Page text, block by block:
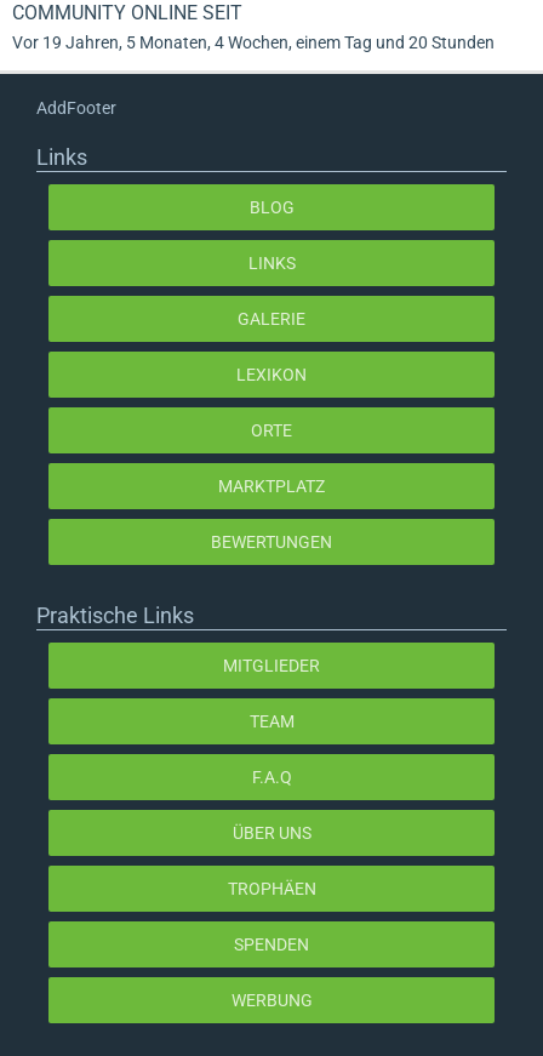
COMMUNITY ONLINE SEIT
Vor 19 Jahren, 5 Monaten, 4 Wochen, einem Tag und 20 Stunden
AddFooter
Links
BLOG
LINKS
GALERIE
LEXIKON
ORTE
MARKTPLATZ
BEWERTUNGEN
Praktische Links
MITGLIEDER
TEAM
F.A.Q
ÜBER UNS
TROPHÄEN
SPENDEN
WERBUNG